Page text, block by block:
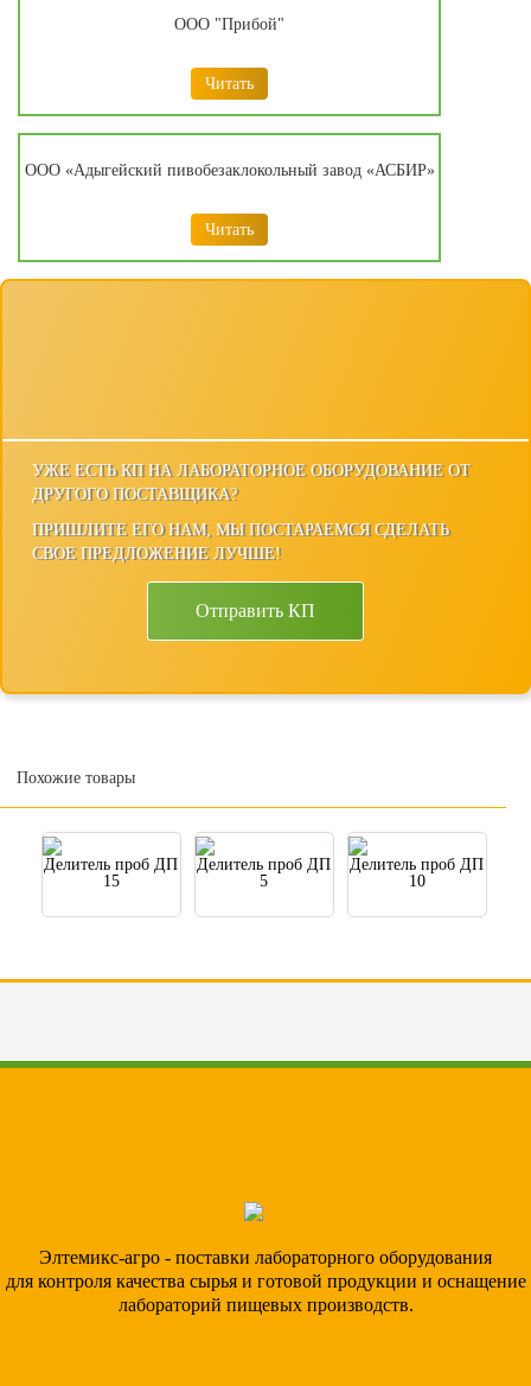
УЖЕ ЕСТЬ КП НА ЛАБОРАТОРНОЕ ОБОРУДОВАНИЕ ОТ
ДРУГОГО ПОСТАВЩИКА?
ПРИШЛИТЕ ЕГО НАМ, МЫ ПОСТАРАЕМСЯ СДЕЛАТЬ
СВОЕ ПРЕДЛОЖЕНИЕ ЛУЧШЕ!
Отправить КП
Похожие товары
Делитель проб ДП
15
Делитель проб ДП
5
Делитель проб ДП
10
ООО "Прибой"
Читать
ООО «Адыгейский пивобезаклокольный завод «АСБИР»
Читать
Элтемикс-агро - поставки лабораторного оборудования
для контроля качества сырья и готовой продукции и оснащение
лабораторий пищевых производств.